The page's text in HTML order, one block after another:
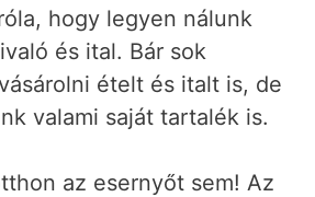
hogy legyen nálunk
és ital. Bár sok
ételt és italt is, de
valami saját tartalék is.
az esernyőt sem! Az